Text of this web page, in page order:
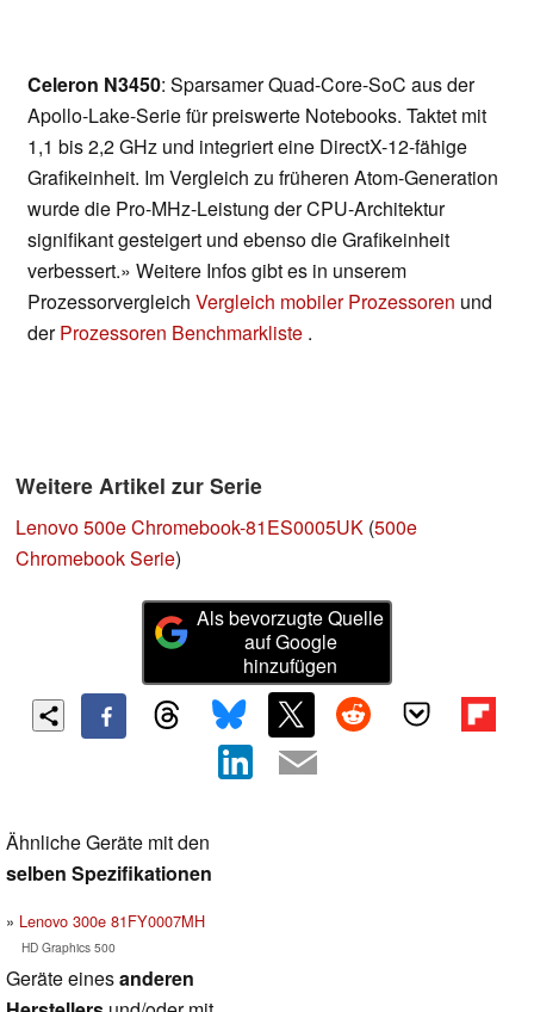
Celeron N3450: Sparsamer Quad-Core-SoC aus der
Apollo-Lake-Serie für preiswerte Notebooks. Taktet mit
1,1 bis 2,2 GHz und integriert eine DirectX-12-fähige
Grafikeinheit. Im Vergleich zu früheren Atom-Generation
wurde die Pro-MHz-Leistung der CPU-Architektur
signifikant gesteigert und ebenso die Grafikeinheit
verbessert.» Weitere Infos gibt es in unserem
Prozessorvergleich Vergleich mobiler Prozessoren und
derProzessoren Benchmarkliste .
Weitere Artikel zur Serie
Lenovo 500e Chromebook-81ES0005UK (500e
Chromebook Serie)
Als bevorzugte Quelle
auf Google
hinzufügen
Ähnliche Geräte mit den
selben Spezifikationen
Lenovo 300e 81FY0007MH
HD Graphics 500
Geräte einesanderen